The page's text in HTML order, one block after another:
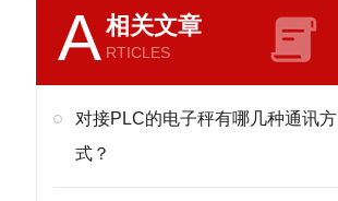
A相关文章
RTICLES
对接PLC的电子秤有哪几种通讯方
式？